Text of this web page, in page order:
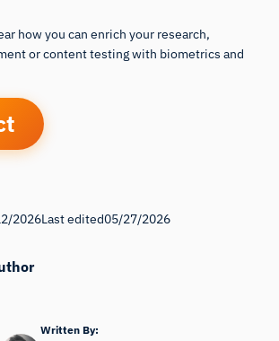
how you can enrich your research,
or content testing with biometrics and
2026Last edited05/27/2026
Written By: